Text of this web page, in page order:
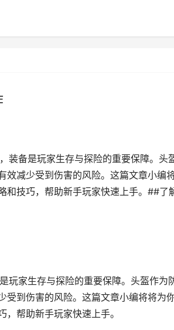
装备是玩家生存与探险的重要保障。头
减少受到伤害的风险。这篇文章小编
和技巧，帮助新手玩家快速上手。##了
玩家生存与探险的重要保障。头盔作为
受到伤害的风险。这篇文章小编将将为
帮助新手玩家快速上手。